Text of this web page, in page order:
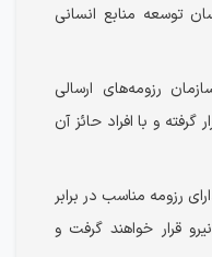
توسعه منابع انسانی
رزومه‌های ارسالی
و با افراد حائز آن
رزومه مناسب در برابر
قرار خواهند گرفت و